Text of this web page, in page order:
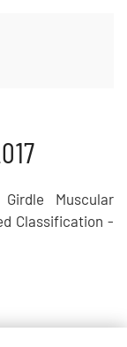
Muscular
Classification -